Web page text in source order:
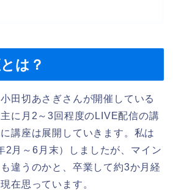
は？
田切あさぎさんが開催している
に月2～3回程度のLIVE配信の講
講座は展開していきます。私は
2月～6月末）しましたが、マイン
違うのかと、卒業して約3か月経
在思っています。